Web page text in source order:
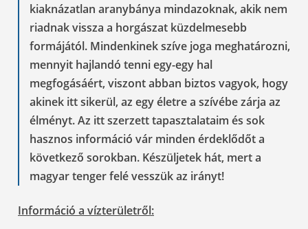
kiaknázatlan aranybánya mindazoknak, akik nem
riadnak vissza a horgászat küzdelmesebb
formájától. Mindenkinek szíve joga meghatározni,
mennyit hajlandó tenni egy-egy hal
megfogásáért, viszont abban biztos vagyok, hogy
akinek itt sikerül, az egy életre a szívébe zárja az
élményt. Az itt szerzett tapasztalataim és sok
hasznos információ vár minden érdeklődőt a
következő sorokban. Készüljetek hát, mert a
magyar tenger felé vesszük az irányt!
Információ a vízterületről: